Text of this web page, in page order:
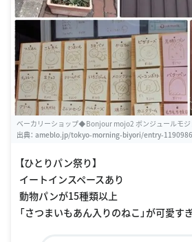
ベーカリーショップ◆Bonjour mojo2 ボンジュールモジ
出典： ameblo.jp/tokyo-morning-biyori/entry-
【ひとりパン祭り】
イートインスペースあり
動物パンが15種類以上
「さつまいもあん入りのねこ」が可愛す